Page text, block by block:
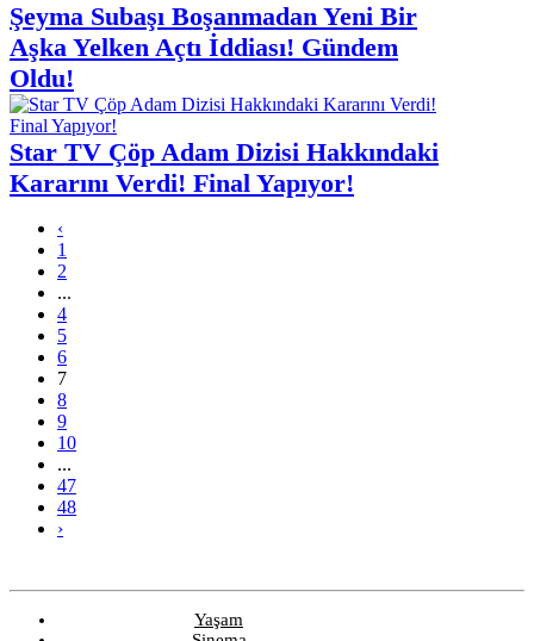
Şeyma Subaşı Boşanmadan Yeni Bir
Aşka Yelken Açtı İddiası! Gündem
Oldu!
Star TV Çöp Adam Dizisi Hakkındaki
Kararını Verdi! Final Yapıyor!
‹
1
2
...
4
5
6
7
8
9
10
...
47
48
›
Yaşam